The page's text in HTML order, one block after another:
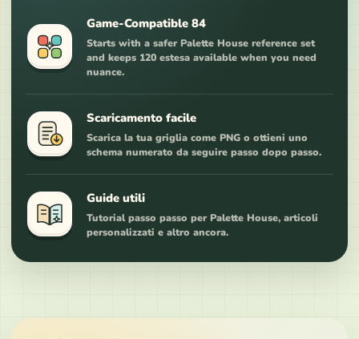
Game-Compatible 84
Starts with a safer Palette House reference set
and keeps 120 estesa available when you need
nuance.
Scaricamento facile
Scarica la tua griglia come PNG o ottieni uno
schema numerato da seguire passo dopo passo.
Guide utili
Tutorial passo passo per Palette House, articoli
personalizzati e altro ancora.